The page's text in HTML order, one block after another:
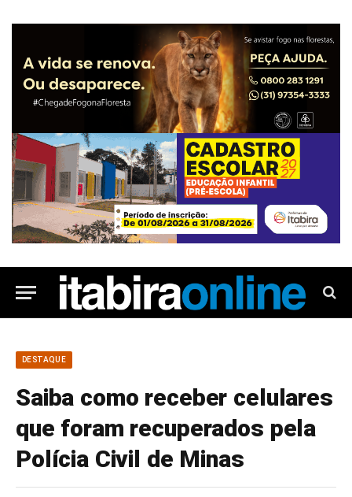
DESTAQUE
Saiba como receber celulares
que foram recuperados pela
Polícia Civil de Minas